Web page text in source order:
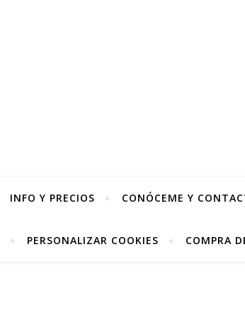
INFO Y PRECIOS CONÓCEME Y
PERSONALIZAR COOKIES COMPRA